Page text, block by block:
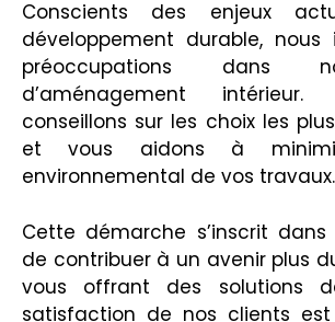
Conscients des enjeux
développement durable, nous
préoccupations dans
d’aménagement
conseillons sur les choix les
et vous aidons à
environnemental de vos travaux.
Cette démarche s’inscrit
de contribuer à un avenir plus
vous offrant des solutions
satisfaction de nos clients